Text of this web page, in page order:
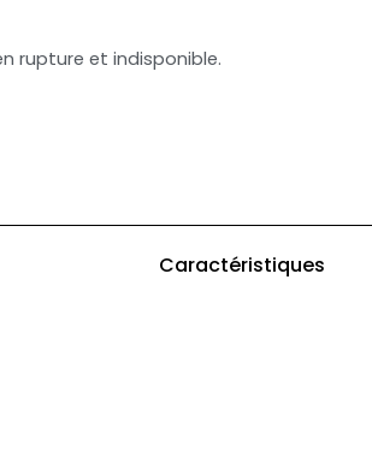
rupture et indisponible.
Caractéristiques